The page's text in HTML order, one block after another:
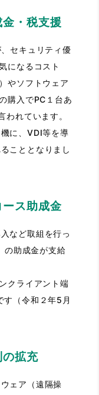
・税支援
セキュリティ優
になるコスト
やソフトウェア
購入でPC１台あ
れています。
に、VDI等を導
こととなりまし
ス助成金
など取組を行っ
の助成金が支給
クライアント端
す（令和２年5月
の拡充
ェア（遠隔操